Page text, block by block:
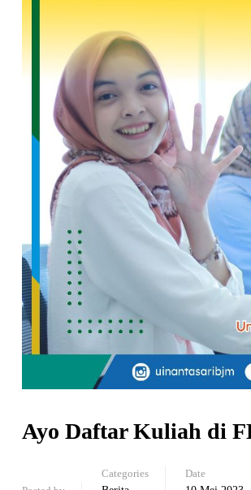
Ayo Daftar Kuliah di
Categories
Date